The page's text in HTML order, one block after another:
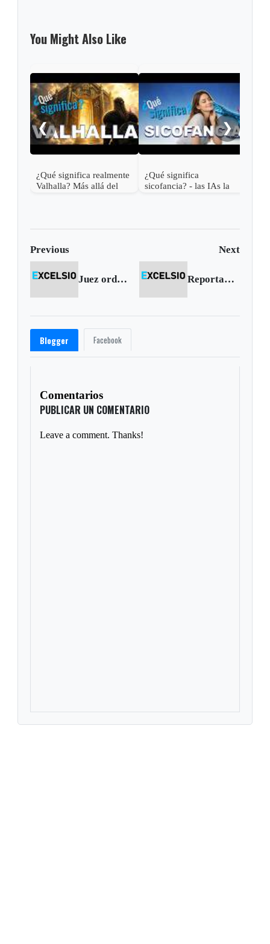
You Might Also Like
❮
¿Qué significa realmente
Valhalla? Más allá del
¿Qué significa
sicofancia? - las IAs la
❯
Previous Next
Juez ordena suspender obra de la megavía en Tunja Reportan suicidio en Aquitania
Blogger Facebook
Comentarios
PUBLICAR UN COMENTARIO
Leave a comment. Thanks!